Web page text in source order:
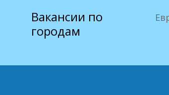
Вакансии по
городам